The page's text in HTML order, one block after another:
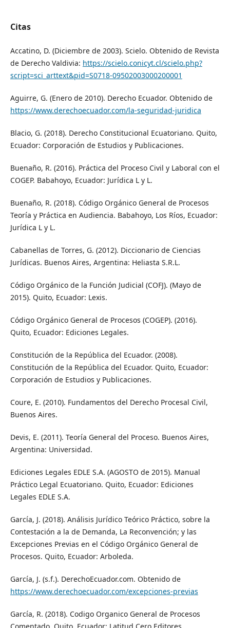
Citas
Accatino, D. (Diciembre de 2003). Scielo. Obtenido de Revista
de Derecho Valdivia: https://scielo.conicyt.cl/scielo.php?
script=sci_arttext&pid=S0718-09502003000200001
Aguirre, G. (Enero de 2010). Derecho Ecuador. Obtenido de
https://www.derechoecuador.com/la-seguridad-juridica
Blacio, G. (2018). Derecho Constitucional Ecuatoriano. Quito,
Ecuador: Corporación de Estudios y Publicaciones.
Buenaño, R. (2016). Práctica del Proceso Civil y Laboral con el
COGEP. Babahoyo, Ecuador: Jurídica L y L.
Buenaño, R. (2018). Código Orgánico General de Procesos
Teoría y Práctica en Audiencia. Babahoyo, Los Ríos, Ecuador:
Jurídica L y L.
Cabanellas de Torres, G. (2012). Diccionario de Ciencias
Jurídicas. Buenos Aires, Argentina: Heliasta S.R.L.
Código Orgánico de la Función Judicial (COFJ). (Mayo de
2015). Quito, Ecuador: Lexis.
Código Orgánico General de Procesos (COGEP). (2016).
Quito, Ecuador: Ediciones Legales.
Constitución de la República del Ecuador. (2008).
Constitución de la República del Ecuador. Quito, Ecuador:
Corporación de Estudios y Publicaciones.
Coure, E. (2010). Fundamentos del Derecho Procesal Civil,
Buenos Aires.
Devis, E. (2011). Teoría General del Proceso. Buenos Aires,
Argentina: Universidad.
Ediciones Legales EDLE S.A. (AGOSTO de 2015). Manual
Práctico Legal Ecuatoriano. Quito, Ecuador: Ediciones
Legales EDLE S.A.
García, J. (2018). Análisis Jurídico Teórico Práctico, sobre la
Contestación a la de Demanda, La Reconvención; y las
Excepciones Previas en el Código Orgánico General de
Procesos. Quito, Ecuador: Arboleda.
García, J. (s.f.). DerechoEcuador.com. Obtenido de
https://www.derechoecuador.com/excepciones-previas
García, R. (2018). Codigo Organico General de Procesos